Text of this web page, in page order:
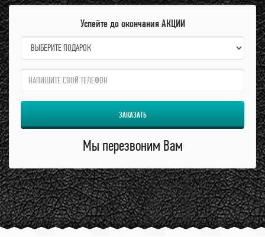
Успейте до окончания АКЦИИ
name:
qzw:
ЗАКАЗАТЬ
Мы перезвоним Вам